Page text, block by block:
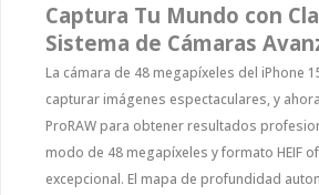
Captura Tu Mundo con
Sistema de Cámaras
La cámara de 48 megapíxeles del iPhone
capturar imágenes espectaculares, y
ProRAW para obtener resultados
modo de 48 megapíxeles y formato HEIF
excepcional. El mapa de profundidad